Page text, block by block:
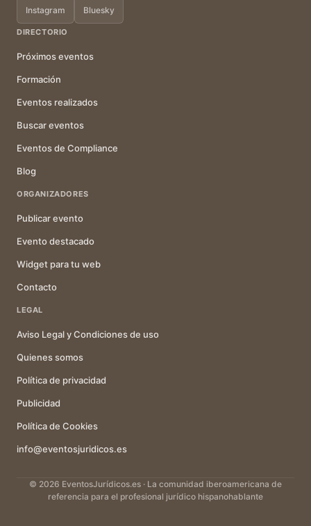
Instagram Bluesky
DIRECTORIO
Próximos eventos
Formación
Eventos realizados
Buscar eventos
Eventos de Compliance
Blog
ORGANIZADORES
Publicar evento
Evento destacado
Widget para tu web
Contacto
LEGAL
Aviso Legal y Condiciones de uso
Quienes somos
Política de privacidad
Publicidad
Política de Cookies
info@eventosjuridicos.es
© 2026 EventosJurídicos.es · La comunidad iberoamericana de
referencia para el profesional jurídico hispanohablante